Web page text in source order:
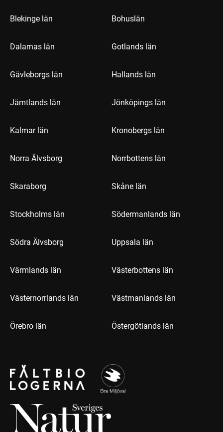
Blekinge län Bohuslän
Dalarnas län Gotlands län
Gävleborgs län Hallands län
Jämtlands län Jönköpings län
Kalmar län Kronobergs län
Norra Älvsborg Norrbottens län
Skaraborg Skåne län
Stockholms län Södermanlands län
Södra Älvsborg Uppsala län
Värmlands län Västerbottens län
Västernorrlands län Västmanlands län
Örebro län Östergötlands län